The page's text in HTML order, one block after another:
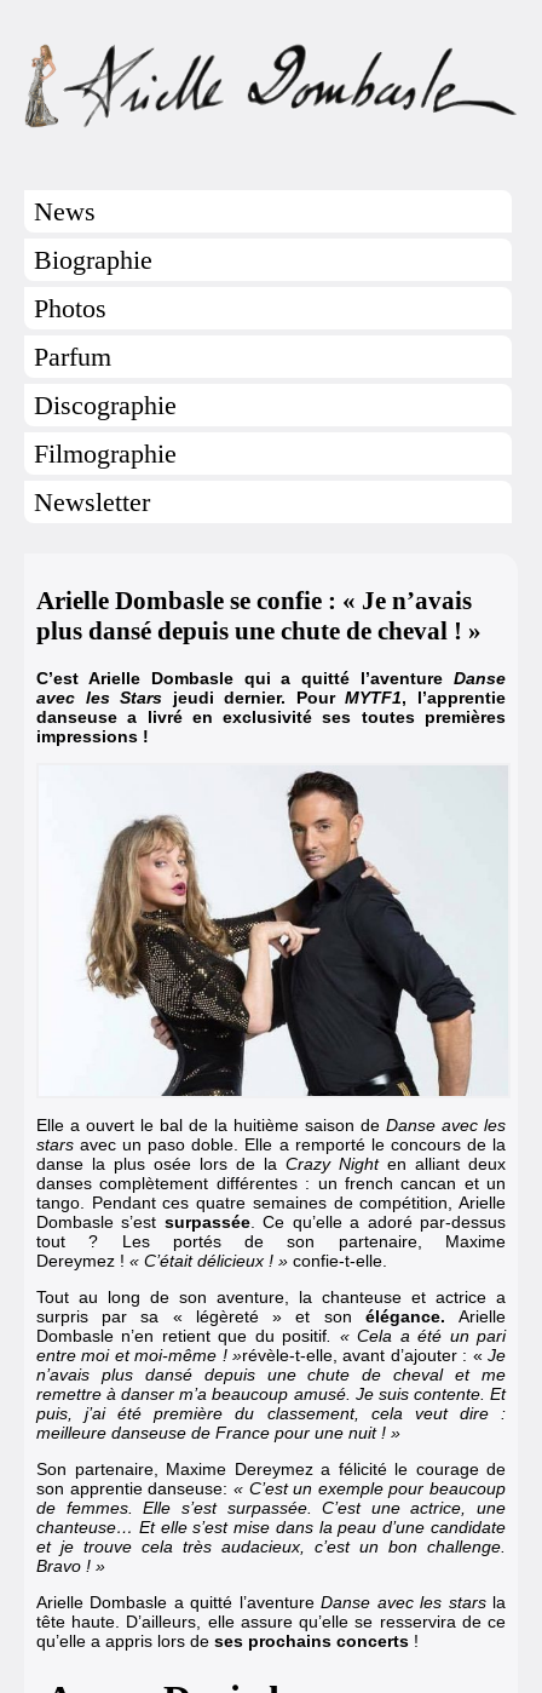
News
Biographie
Photos
Parfum
Discographie
Filmographie
Newsletter
Arielle Dombasle se confie : « Je n’avais
plus dansé depuis une chute de cheval ! »
C’est Arielle Dombasle qui a quitté l’aventure Danse
avec les Stars jeudi dernier. PourMYTF1, l’apprentie
danseuse a livré en exclusivité ses toutes premières
impressions !
Elle a ouvert le bal de la huitième saison de Danse avec les
stars avec un paso doble. Elle a remporté le concours de la
danse la plus osée lors de la Crazy Nighten alliant deux
danses complètement différentes : un french cancan et un
tango. Pendant ces quatre semaines de compétition, Arielle
Dombasle s’est surpassée. Ce qu’elle a adoré par-dessus
tout ? Les portés de son partenaire, Maxime
Dereymez ! « C’était délicieux ! » confie-t-elle.
Tout au long de son aventure, la chanteuse et actrice a
surpris par sa « légèreté »
et son élégance. Arielle
Dombasle n’en retient que du positif. « Cela a été un pari
entre moi et moi-même ! »révèle-t-elle, avant d’ajouter : « Je
n’avais plus dansé depuis une chute de cheval et me
remettre à danser m’a beaucoup amusé. Je suis contente. Et
puis, j’ai été première du classement, cela veut dire :
meilleure danseuse de France pour une nuit ! »
Son partenaire, Maxime Dereymeza félicité le courage de
son apprentie danseuse: « C’est un exemple pour beaucoup
de femmes. Elle s’est surpassée. C’est une actrice, une
chanteuse… Et elle s’est mise dans la peau d’une candidate
et je trouve cela très audacieux, c’est un bon challenge.
Bravo ! »
Arielle Dombasle aquitté l’aventure Danse avec les starsla
tête haute. D’ailleurs, elle assure qu’elle se resservira de ce
qu’elle a appris lors de ses prochains concerts !